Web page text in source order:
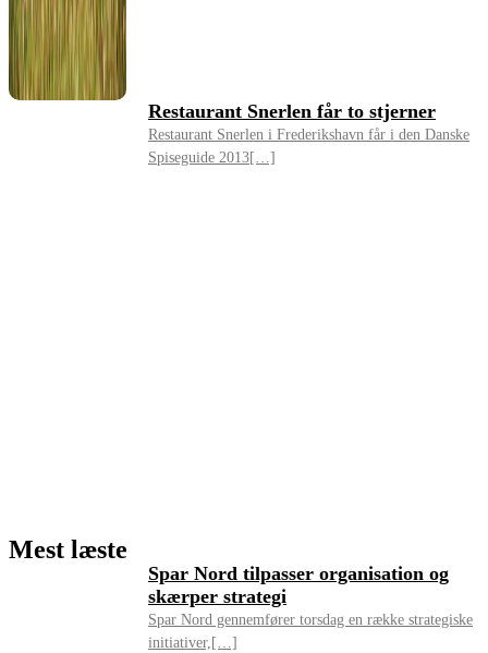
Restaurant Snerlen får to stjerner
Restaurant Snerlen i Frederikshavn får i den Danske
Spiseguide 2013[…]
Mest læste
Spar Nord tilpasser organisation og
skærper strategi
Spar Nord gennemfører torsdag en række strategiske
initiativer,[…]